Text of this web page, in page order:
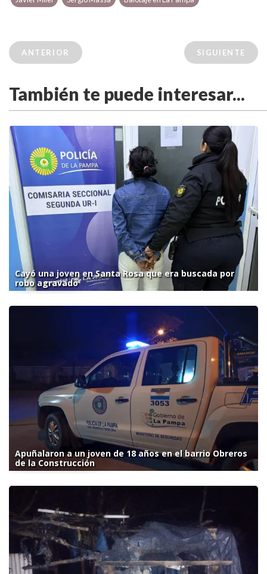
ANTERIOR SIGUIENTE
También te puede interesar...
Cayó una joven en Santa Rosa que era buscada por
robo agravado
Apuñalaron a un joven de 18 años en el barrio Obreros
de la Construcción